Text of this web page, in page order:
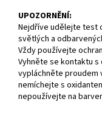
UPOZORNĚNÍ:
Nejdříve udělejte test
světlých a
Vždy používejte
Vyhněte se kontaktu
vypláchněte proudem
nemíchejte s
nepoužívejte na